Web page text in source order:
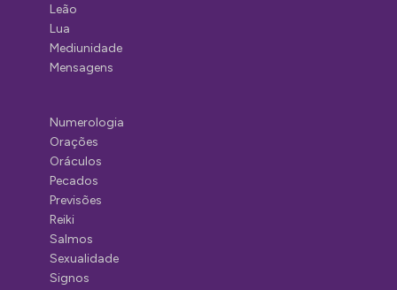
Leão
Lua
Mediunidade
Mensagens
Numerologia
Orações
Oráculos
Pecados
Previsões
Reiki
Salmos
Sexualidade
Signos